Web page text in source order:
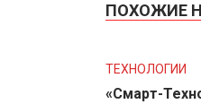
ПОХОЖИЕ
ТЕХНОЛОГИИ
«Смарт-